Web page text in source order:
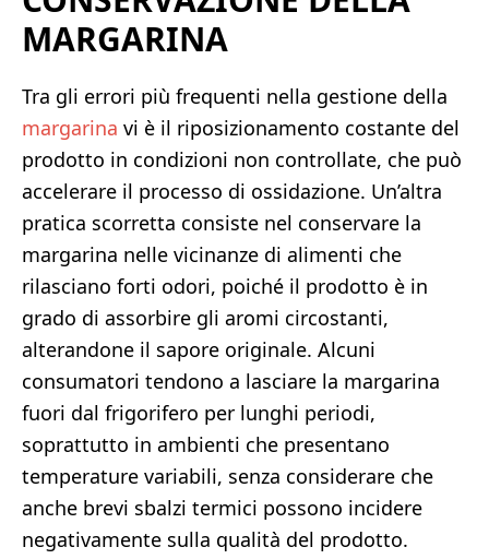
MARGARINA
Tra gli errori più frequenti nella gestione della
margarina vi è il riposizionamento costante del
prodotto in condizioni non controllate, che può
accelerare il processo di ossidazione. Un’altra
pratica scorretta consiste nel conservare la
margarina nelle vicinanze di alimenti che
rilasciano forti odori, poiché il prodotto è in
grado di assorbire gli aromi circostanti,
alterandone il sapore originale. Alcuni
consumatori tendono a lasciare la margarina
fuori dal frigorifero per lunghi periodi,
soprattutto in ambienti che presentano
temperature variabili, senza considerare che
anche brevi sbalzi termici possono incidere
negativamente sulla qualità del prodotto.